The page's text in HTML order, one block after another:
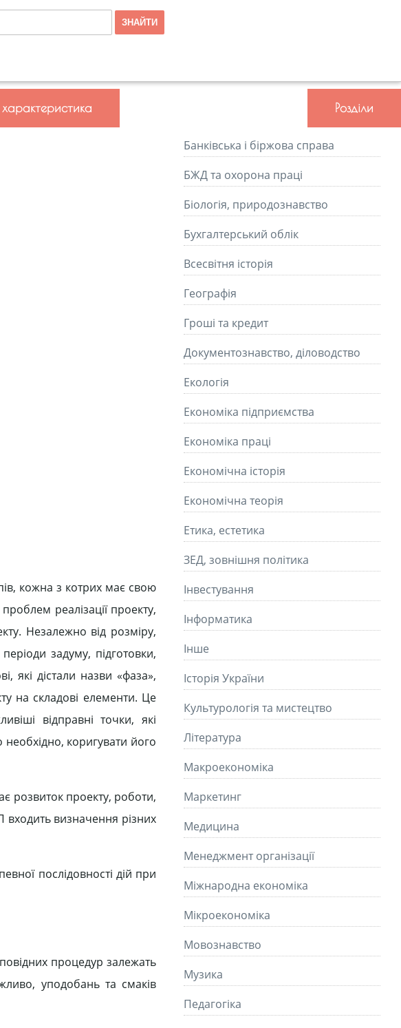
характеристика
кожна з котрих має свою
реалізації проекту,
Незалежно від розміру,
задуму, підготовки,
які дістали назви «фаза»,
на складові елементи. Це
відправні точки, які
коригувати його
розвиток проекту, роботи,
входить визначення різних
послідовності дій при
процедур залежать
уподобань та смаків
Розділи
Банківська і біржова справа
БЖД та охорона праці
Біологія, природознавство
Бухгалтерський облік
Всесвітня історія
Географія
Гроші та кредит
Документознавство, діловодство
Екологія
Економіка підприємства
Економіка праці
Економічна історія
Економічна теорія
Етика, естетика
ЗЕД, зовнішня політика
Інвестування
Інформатика
Інше
Історія України
Культурологія та мистецтво
Літературa
Макроекономіка
Маркетинг
Медицина
Менеджмент організації
Міжнародна економіка
Мікроекономіка
Мовознавство
Музика
Педагогіка